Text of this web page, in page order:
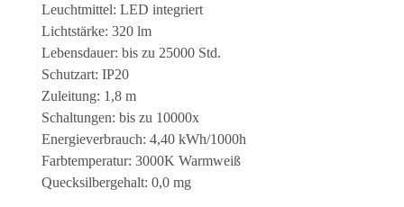
Leuchtmittel: LED integriert
Lichtstärke: 320 lm
Lebensdauer: bis zu 25000 Std.
Schutzart: IP20
Zuleitung: 1,8 m
Schaltungen: bis zu 10000x
Energieverbrauch: 4,40 kWh/1000h
Farbtemperatur: 3000K Warmweiß
Quecksilbergehalt: 0,0 mg